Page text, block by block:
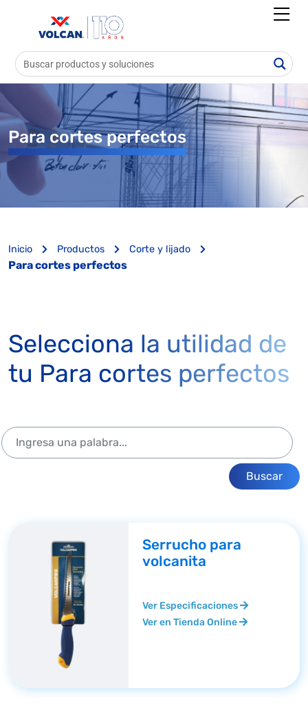
Para cortes perfectos
Inicio Productos Corte y lijado
Para cortes perfectos
Selecciona la utilidad de
tu Para cortes perfectos
Buscar
Serrucho para
volcanita
Ver Especificaciones
Ver en Tienda Online